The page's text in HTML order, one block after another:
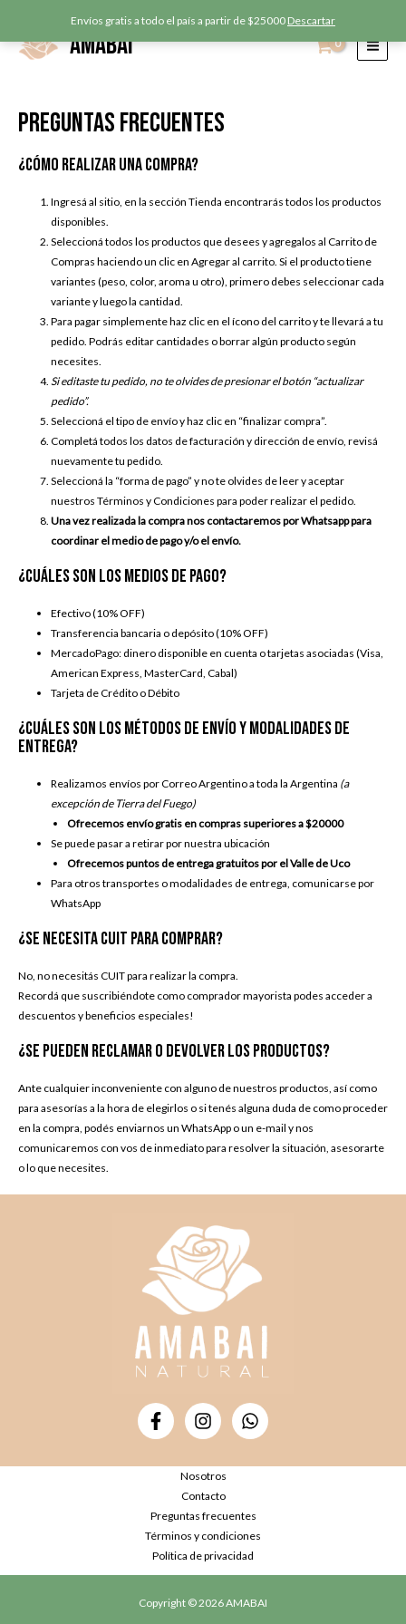
Envíos gratis a todo el país a partir de $25000 Descartar
contenido
AMABAI
Preguntas Frecuentes
¿Cómo realizar una compra?
Ingresá al sitio, en la sección Tienda encontrarás todos los productos
disponibles.
Seleccioná todos los productos que desees y agregalos al Carrito de
Compras haciendo un clic en Agregar al carrito. Si el producto tiene
variantes (peso, color, aroma u otro), primero debes seleccionar cada
variante y luego la cantidad.
Para pagar simplemente haz clic en el ícono del carrito y te llevará a tu
pedido. Podrás editar cantidades o borrar algún producto según
necesites.
Si editaste tu pedido, no te olvides de presionar el botón “actualizar
pedido”.
Seleccioná el tipo de envío y haz clic en “finalizar compra”.
Completá todos los datos de facturación y dirección de envío, revisá
nuevamente tu pedido.
Seleccioná la “forma de pago” y no te olvides de leer y aceptar
nuestros Términos y Condiciones para poder realizar el pedido.
Una vez realizada la compra nos contactaremos por Whatsapp para
coordinar el medio de pago y/o el envío.
¿Cuáles son los medios de pago?
Efectivo (10% OFF)
Transferencia bancaria o depósito (10% OFF)
MercadoPago: dinero disponible en cuenta o tarjetas asociadas (Visa,
American Express, MasterCard, Cabal)
Tarjeta de Crédito o Débito
¿Cuáles son los métodos de envío y modalidades de
entrega?
Realizamos envíos por Correo Argentino a toda la Argentina (a
excepción de Tierra del Fuego)
Ofrecemos envío gratis en compras superiores a $20000
Se puede pasar a retirar por nuestra ubicación
Ofrecemos puntos de entrega gratuitos por el Valle de Uco
Para otros transportes o modalidades de entrega, comunicarse por
WhatsApp
¿Se necesita CUIT para comprar?
No, no necesitás CUIT para realizar la compra.
Recordá que suscribiéndote como comprador mayorista podes acceder a
descuentos y beneficios especiales!
¿Se pueden reclamar o devolver los productos?
Ante cualquier inconveniente con alguno de nuestros productos, así como
para asesorías a la hora de elegirlos o si tenés alguna duda de como proceder
en la compra, podés enviarnos un WhatsApp o un e-mail y nos
comunicaremos con vos de inmediato para resolver la situación, asesorarte
o lo que necesites.
Nosotros
Contacto
Preguntas frecuentes
Términos y condiciones
Política de privacidad
Copyright © 2026 AMABAI